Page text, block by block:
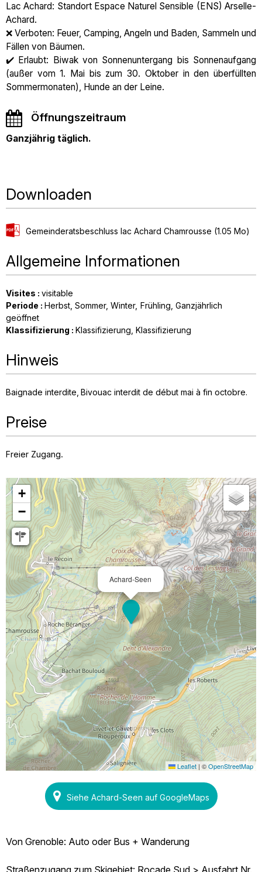
Lac Achard: Standort Espace Naturel Sensible (ENS) Arselle-
Achard.
❌ Verboten: Feuer, Camping, Angeln und Baden, Sammeln und
Fällen von Bäumen.
✔️ Erlaubt: Biwak von Sonnenuntergang bis Sonnenaufgang
(außer vom 1. Mai bis zum 30. Oktober in den überfüllten
Sommermonaten), Hunde an der Leine.
Öffnungszeitraum
Ganzjährig täglich.
Downloaden
Gemeinderatsbeschluss lac Achard Chamrousse (1.05 Mo)
Allgemeine Informationen
Visites : visitable
Periode : Herbst Sommer Winter Frühling Ganzjährlich
geöffnet
Klassifizierung : Klassifizierung Klassifizierung
Hinweis
Baignade interdite Bivouac interdit de début mai à fin octobre
Preise
Freier Zugang.
Achard-Seen
+
−
Leaflet | ©OpenStreetMap
Siehe Achard-Seen auf GoogleMaps
Von Grenoble: Auto oder Bus + Wanderung
Straßenzugang zum Skigebiet: Rocade Sud > Ausfahrt Nr.